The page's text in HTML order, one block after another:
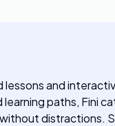
and
paths, Fini
distractions.